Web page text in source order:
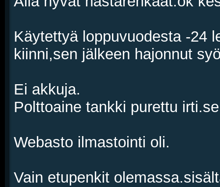
Käytettyä loppuvuodesta -24
kiinni,sen jälkeen hajonnut
Ei akkuja.
Polttoaine tankki purettu
Webasto ilmastointi oli.
Vain etupenkit